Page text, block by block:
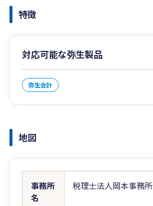
特徴
対応可能な弥生製品
弥生会計
地図
事務所
名
税理士法人岡本事務所